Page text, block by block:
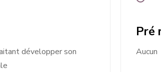
développer son
Pré
Aucun